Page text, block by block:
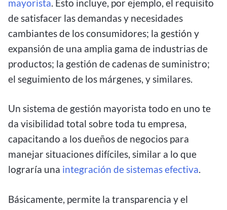
mayorista . Esto incluye, por ejemplo, el requisito
de satisfacer las demandas y necesidades
cambiantes de los consumidores; la gestión y
expansión de una amplia gama de industrias de
productos; la gestión de cadenas de suministro;
el seguimiento de los márgenes, y similares.
Un sistema de gestión mayorista todo en uno te
da visibilidad total sobre toda tu empresa,
capacitando a los dueños de negocios para
manejar situaciones difíciles, similar a lo que
lograría una integración de sistemas efectiva.
Básicamente, permite la transparencia y el